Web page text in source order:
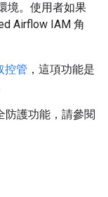
境。使用者如果
Airflow IAM 角
控管 ，這項功能是
防護功能，請參閱